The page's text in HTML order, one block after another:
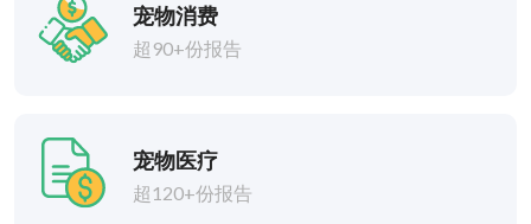
宠物消费
超90+份报告
宠物医疗
超120+份报告